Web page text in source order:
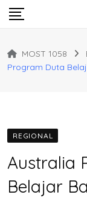
Skip
MOST 1058
Program Duta
REGIONAL
Australia
Belajar